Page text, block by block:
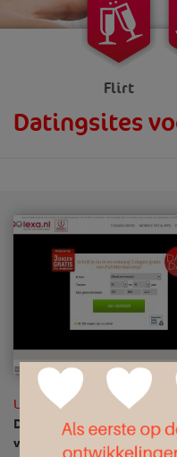
Flirt
Datingsites
Lexa.nl
De nummer 1 datingsite
van singles. Flirt, chat en